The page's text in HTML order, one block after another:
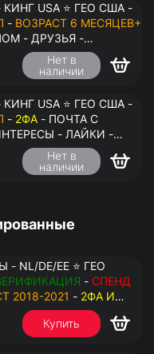
КИНГ USA ⭐ ГЕО США -
- ВОЗРАСТ 6 МЕСЯЦЕВ+
- ДРУЗЬЯ -
- ПЕРЕДАЧА
Нет в
наличии
КИНГ USA ⭐ ГЕО США -
- 2ФА - ПОЧТА С
- ЛАЙКИ -
В АНТИДЕТЕКТ
Нет в
наличии
- NL/DE/EE ⭐ ГЕО
- СПЕНД
2018-2021 - 2ФА И
ФАРМ - РЕЗЕРВНАЯ
В OCTO
Купить